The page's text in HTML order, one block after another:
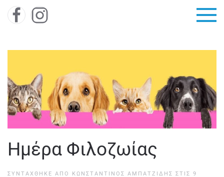
Skip to main content
Ημέρα Φιλοζωίας
ΣΥΝΤΆΧΘΗΚΕ ΑΠΌ ΚΩΝΣΤΑΝΤΊΝΟΣ ΑΜΠΑΤΖΊΔΗΣ ΣΤΙΣ 9